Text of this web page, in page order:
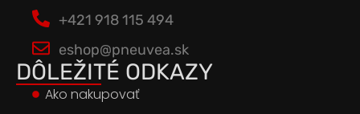
+421 918 115 494
eshop@pneuvea.sk
DÔLEŽITÉ ODKAZY
Ako nakupovať